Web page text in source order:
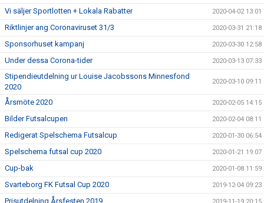
Vi säljer Sportlotten + Lokala Rabatter 2020-04-02 13:01
Riktlinjer ang Coronaviruset 31/3 2020-03-31 21:18
Sponsorhuset kampanj 2020-03-30 12:58
Under dessa Corona-tider 2020-03-13 07:33
Stipendieutdelning ur Louise Jacobssons Minnesfond
2020
2020-03-10 09:11
Årsmöte 2020 2020-02-05 14:15
Bilder Futsalcupen 2020-02-04 08:11
Redigerat Spelschema Futsalcup 2020-01-30 06:54
Spelschema futsal cup 2020 2020-01-21 19:07
Cup-bak 2020-01-08 11:59
Svarteborg FK Futsal Cup 2020 2019-12-04 09:23
Prisutdelning Årsfesten 2019